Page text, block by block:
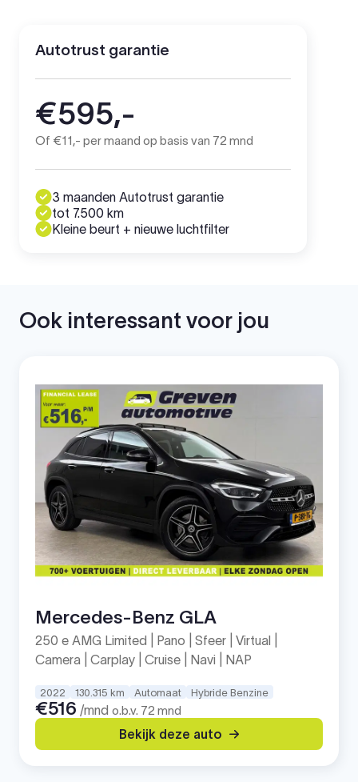
Autotrust garantie
€595,-
Of €11,- per maand op basis van 72 mnd
3 maanden Autotrust garantie
tot 7.500 km
Kleine beurt + nieuwe luchtfilter
Ook interessant voor jou
Mercedes-Benz GLA
250 e AMG Limited | Pano | Sfeer | Virtual |
Camera | Carplay | Cruise | Navi | NAP
2022 130.315 km Automaat Hybride Benzine
€516 /mnd o.b.v. 72 mnd
Bekijk deze auto